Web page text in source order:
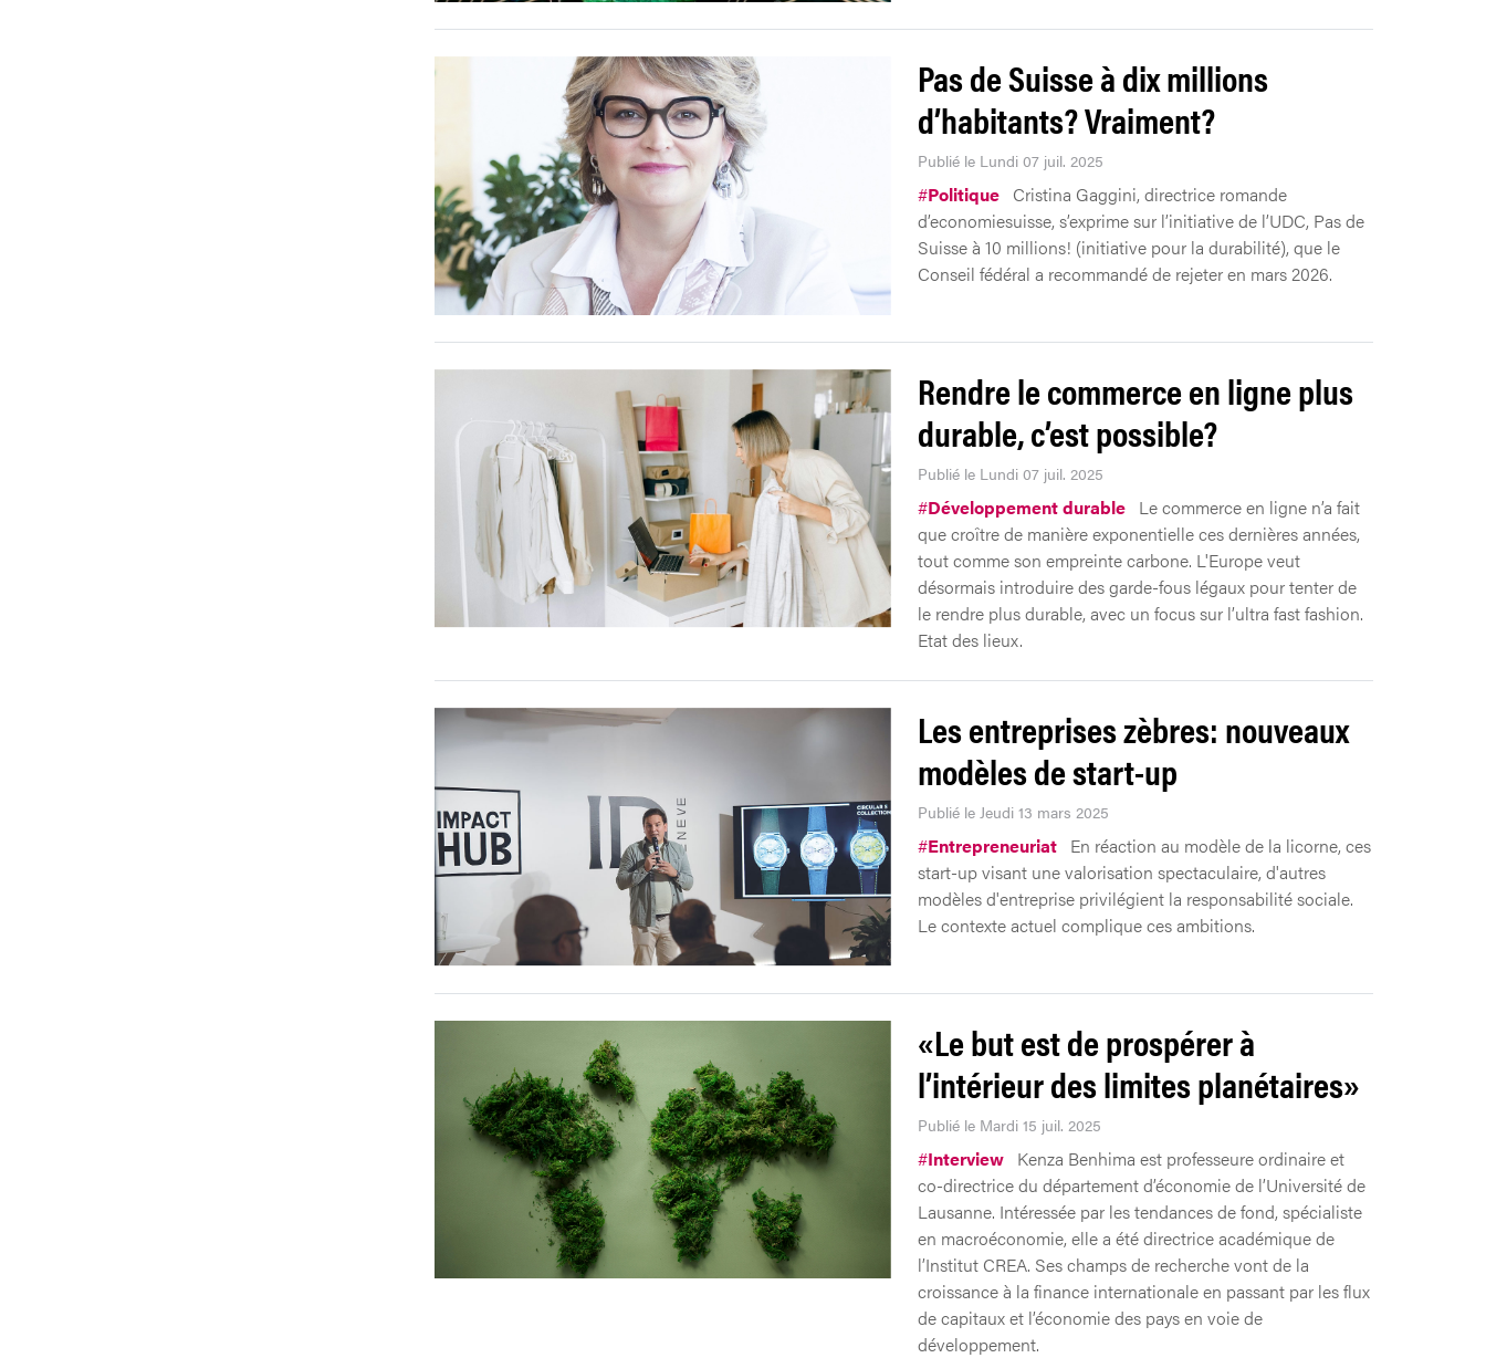
Pas de Suisse à dix millions
d’habitants? Vraiment?
Publié le Lundi 07 juil. 2025
#Politique Cristina Gaggini, directrice romande
d’economiesuisse, s’exprime sur l’initiative de l’UDC, Pas de
Suisse à 10 millions! (initiative pour la durabilité), que le
Conseil fédéral a recommandé de rejeter en mars 2026.
Rendre le commerce en ligne plus
durable, c’est possible?
Publié le Lundi 07 juil. 2025
#Développement durable Le commerce en ligne n’a fait
que croître de manière exponentielle ces dernières années,
tout comme son empreinte carbone. L'Europe veut
désormais introduire des garde-fous légaux pour tenter de
le rendre plus durable, avec un focus sur l’ultra fast fashion.
Etat des lieux.
Les entreprises zèbres: nouveaux
modèles de start-up
Publié le Jeudi 13 mars 2025
#Entrepreneuriat En réaction au modèle de la licorne, ces
start-up visant une valorisation spectaculaire, d'autres
modèles d'entreprise privilégient la responsabilité sociale.
Le contexte actuel complique ces ambitions.
«Le but est de prospérer à
l’intérieur des limites planétaires»
Publié le Mardi 15 juil. 2025
#Interview Kenza Benhima est professeure ordinaire et
co-directrice du département d’économie de l’Université de
Lausanne. Intéressée par les tendances de fond, spécialiste
en macroéconomie, elle a été directrice académique de
l’Institut CREA. Ses champs de recherche vont de la
croissance à la finance internationale en passant par les flux
de capitaux et l’économie des pays en voie de
développement.